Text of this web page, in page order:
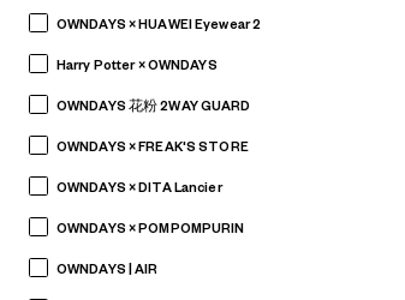
OWNDAYS × HUAWEI Eyewear 2
Harry Potter × OWNDAYS
OWNDAYS 花粉 2WAY GUARD
OWNDAYS × FREAK'S STORE
OWNDAYS × DITA Lancier
OWNDAYS × POMPOMPURIN
OWNDAYS | AIR